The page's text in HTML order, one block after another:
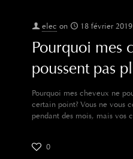
elec on 18 février 2019
Pourquoi mes
poussent pas
Pourquoi mes cheveux ne
certain point? Vous ne vous
pendant des mois, mais vos
0